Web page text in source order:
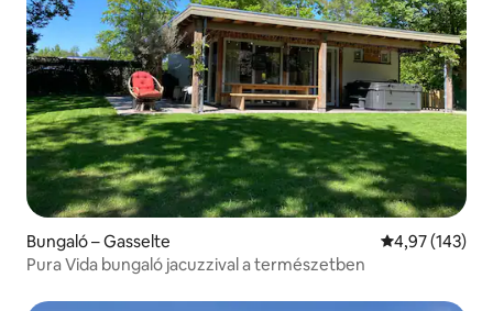
Bungaló – Gasselte Átlagos
4,97 (143)
Pura Vida bungaló jacuzzival a természetben